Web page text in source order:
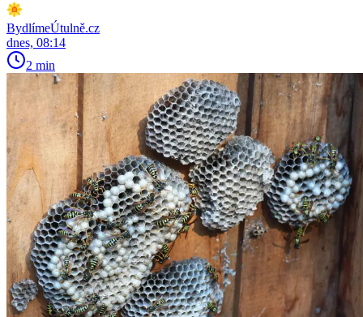
BydlímeÚtulně.cz
dnes, 08:14
2 min